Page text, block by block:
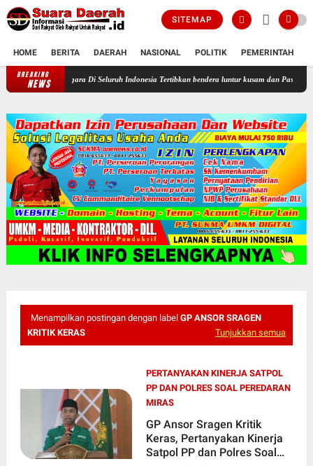
SITEMAP
HOME BERITA DAERAH NASIONAL POLITIK PEMERINTAH
BREAKING
NEWS Profesor Minta Presiden RI Perintahkan Semua Aparatur Negara Di
Menampilkan postingan dengan label GP ANSOR SRAGEN
KRITIK KERAS
Tunjukkan semua
PERTANYAKAN KINERJA SATPOL
PP DAN POLRES SOAL PEREDARAN
MIRAS
GP Ansor Sragen Kritik
Keras, Pertanyakan Kinerja
Satpol PP dan Polres Soal